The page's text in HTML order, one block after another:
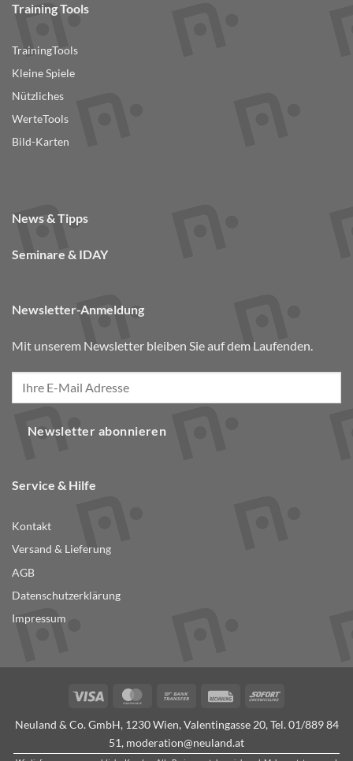
Training Tools
TrainingTools
Kleine Spiele
Nützliches
WerteTools
Bild-Karten
News & Tipps
Seminare & IDAY
Newsletter-Anmeldung
Mit unserem Newsletter bleiben Sie auf dem Laufenden.
Newsletter abonnieren
Service & Hilfe
Kontakt
Versand & Lieferung
AGB
Datenschutzerklärung
Impressum
Visa MasterCardBank
RechungSofort
Neuland & Co. GmbH, 1230 Wien, Valentingasse 20, Tel.01/889 84
51, moderation@neuland.at